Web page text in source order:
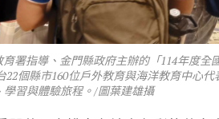
署指導、金門縣政府主辦的「114年度
個縣市160位戶外教育與海洋教育中心
學習與體驗旅程。/圖葉建雄攝